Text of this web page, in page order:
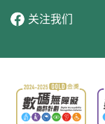
关注我们